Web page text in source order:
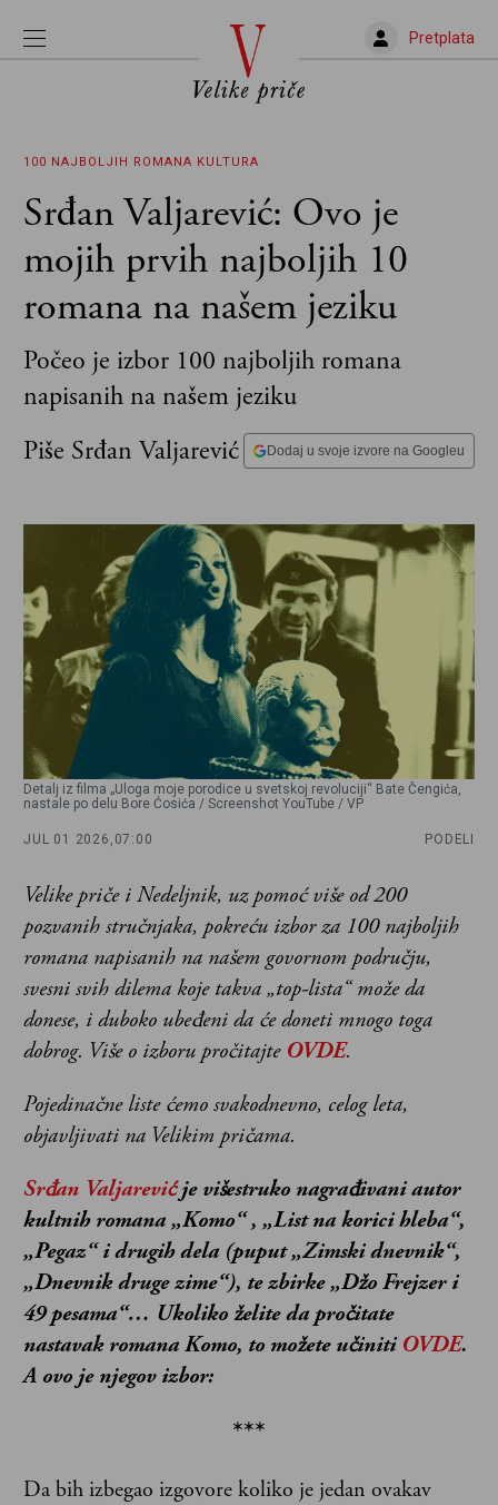
Pretplata
100 NAJBOLJIH ROMANA KULTURA
Srđan Valjarević: Ovo je
mojih prvih najboljih 10
romana na našem jeziku
Počeo je izbor 100 najboljih romana
napisanih na našem jeziku
Piše Srđan Valjarević
Dodaj u svoje izvore na Googleu
Detalj iz filma „Uloga moje porodice u svetskoj revoluciji“ Bate Čengića,
nastale po delu Bore Ćosića / Screenshot YouTube / VP
JUL 01 2026, 07:00 PODELI
Velike priče i Nedeljnik, uz pomoć više od 200
pozvanih stručnjaka, pokreću izbor za 100 najboljih
romana napisanih na našem govornom području,
svesni svih dilema koje takva „top-lista“ može da
donese, i duboko ubeđeni da će doneti mnogo toga
dobrog. Više o izboru pročitajte OVDE.
Pojedinačne liste ćemo svakodnevno, celog leta,
objavljivati na Velikim pričama.
Srđan Valjarevićje višestruko nagrađivani autor
kultnih romana „Komo“ , „List na korici hleba“,
„Pegaz“ i drugih dela (puput „Zimski dnevnik“,
„Dnevnik druge zime“), tezbirke „Džo Frejzer i
49 pesama“… Ukoliko želite da pročitate
nastavak romana Komo, to možete učiniti OVDE.
A ovo je njegov izbor:
***
Da bih izbegao izgovore koliko je jedan ovakav